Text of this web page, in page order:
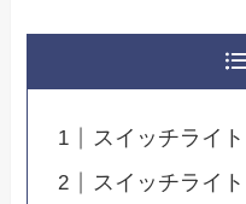
スイッチライ
スイッチライ